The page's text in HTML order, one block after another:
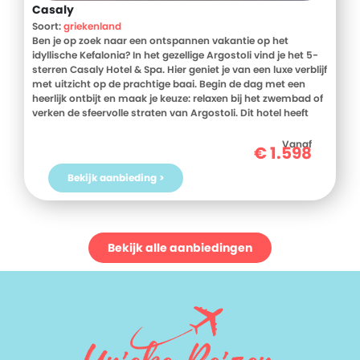
Casaly
Soort:griekenland
Ben je op zoek naar een ontspannen vakantie op het
idyllische Kefalonia? In het gezellige Argostoli vind je het 5-
sterren Casaly Hotel & Spa. Hier geniet je van een luxe verblijf
met uitzicht op de prachtige baai. Begin de dag met een
heerlijk ontbijt en maak je keuze: relaxen bij het zwembad of
verken de sfeervolle straten van Argostoli. Dit hotel heeft
uitgebreide spa tot comfortabele faciliteiten. Of je nu kiest
voor een swim-up kamer of een romantisch diner in het
restaurant, hier beleef je de vakantie van je dromen. Boek nu
je verblijf bij D-reizen en laat je verrassen door de charme
van Kefalonia!
Vanaf
€1.598
Bekijk aanbieding >
Bekijk alle aanbiedingen